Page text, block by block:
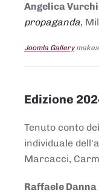
Angelica
propaganda,
Joomla Gallerymakes
Edizione
Tenuto conto
individuale
Marcacci,
Raffaele Danna